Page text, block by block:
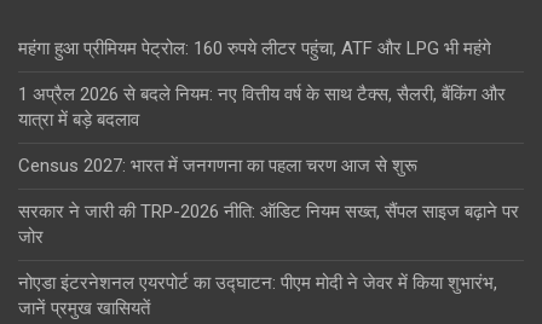
महंगा हुआ प्रीमियम पेट्रोल: 160 रुपये लीटर पहुंचा, ATF और LPG भी महंगे
1 अप्रैल 2026 से बदले नियम: नए वित्तीय वर्ष के साथ टैक्स, सैलरी, बैंकिंग और
यात्रा में बड़े बदलाव
Census 2027: भारत में जनगणना का पहला चरण आज से शुरू
सरकार ने जारी की TRP-2026 नीति: ऑडिट नियम सख्त, सैंपल साइज बढ़ाने पर
जोर
नोएडा इंटरनेशनल एयरपोर्ट का उद्घाटन: पीएम मोदी ने जेवर में किया शुभारंभ,
जानें प्रमुख खासियतें